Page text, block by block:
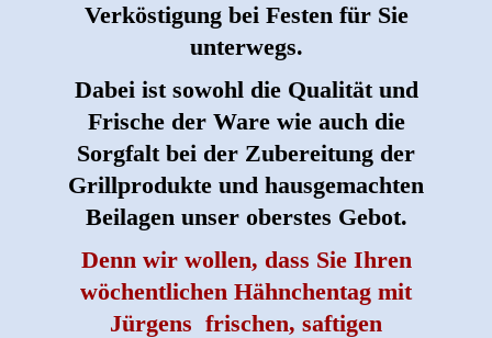
Verköstigung bei Festen für Sie
unterwegs.
Dabei ist sowohl die Qualität und
Frische der Ware wie auch die
Sorgfalt bei der Zubereitung der
Grillprodukte und hausgemachten
Beilagen unser oberstes Gebot.
Denn wir wollen, dass Sie Ihren
wöchentlichen Hähnchentag mit
Jürgens frischen, saftigen